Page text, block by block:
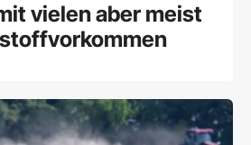
vielen aber meist